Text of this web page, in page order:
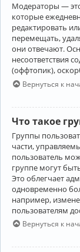
Модераторы —
которые
редактировать
перемещать,
они отвечают.
несоответствия
(оффтопик),
Вернуться к
Что такое
Группы
части,
пользователь
группе могут
Это облегчает
одновременно
например,
пользователям
Вернуться к